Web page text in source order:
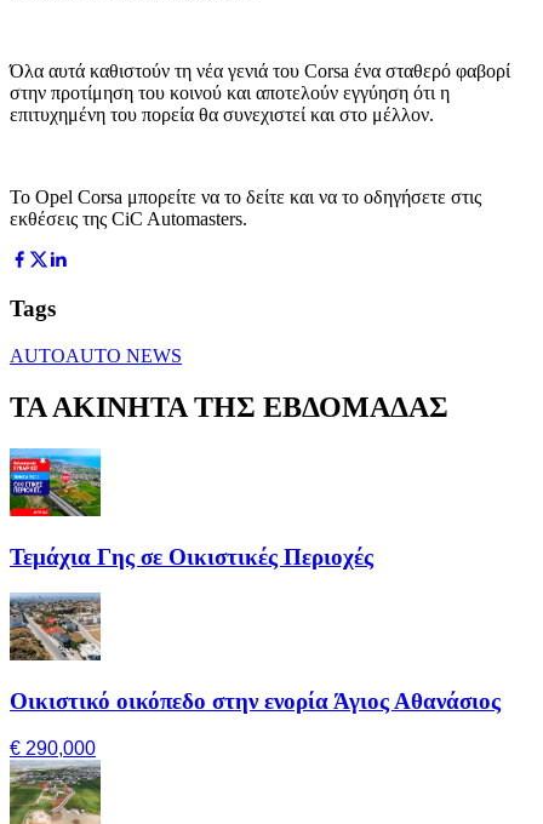
Όλα αυτά καθιστούν τη νέα γενιά του Corsa ένα σταθερό φαβορί
στην προτίμηση του κοινού και αποτελούν εγγύηση ότι η
επιτυχημένη του πορεία θα συνεχιστεί και στο μέλλον.
Το Opel Corsa μπορείτε να το δείτε και να το οδηγήσετε στις
εκθέσεις της CiC Automasters.
Tags
AUTOAUTO NEWS
ΤΑ ΑΚΙΝΗΤΑ ΤΗΣ ΕΒΔΟΜΑΔΑΣ
Τεμάχια Γης σε Οικιστικές Περιοχές
Οικιστικό οικόπεδο στην ενορία Άγιος Αθανάσιος
€ 290,000